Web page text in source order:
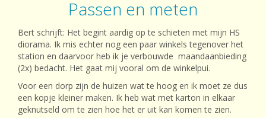
Passen en meten
Bert schrijft: Het begint aardig op te schieten met mijn HS
diorama. Ik mis echter nog een paar winkels tegenover het
station en daarvoor heb ik je verbouwde maandaanbieding
(2x) bedacht. Het gaat mij vooral om de winkelpui.
Voor een dorp zijn de huizen wat te hoog en ik moet ze dus
een kopje kleiner maken. Ik heb wat met karton in elkaar
geknutseld om te zien hoe het er uit kan komen te zien.